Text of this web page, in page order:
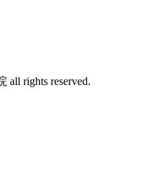
rights reserved.